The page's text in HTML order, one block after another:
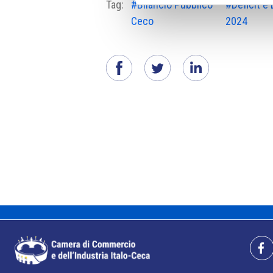
Tag:
#Bilancio Pubblico
Ceco
#Deficit e
2024